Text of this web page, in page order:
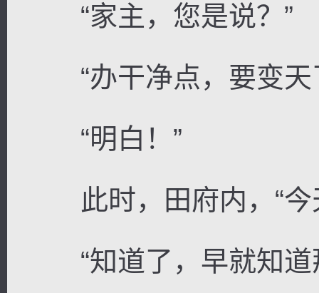
“家主，您是说？”
“办干净点，要变天
“明白！”
此时，田府内，“今
“知道了，早就知道